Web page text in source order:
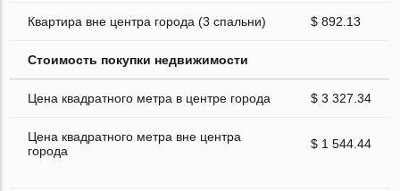
Квартира вне центра города (3 спальни) $ 892.13
Стоимость покупки недвижимости
Цена квадратного метра в центре города $ 3 327.34
Цена квадратного метра вне центра
города
$ 1 544.44